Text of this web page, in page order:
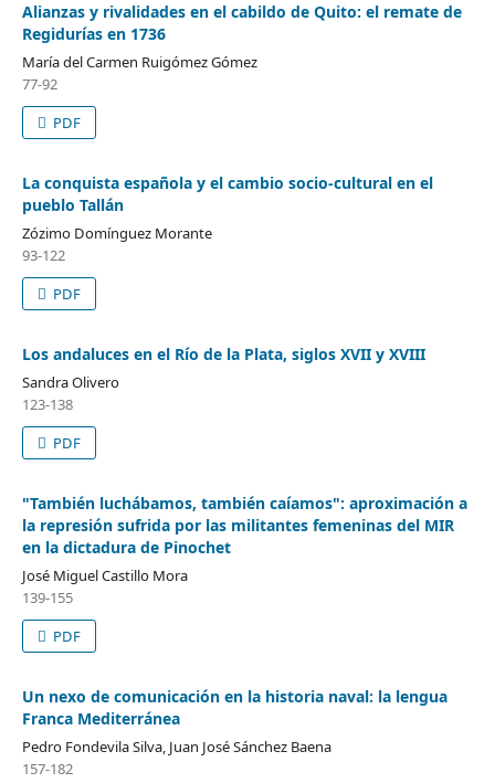
Alianzas y rivalidades en el cabildo de Quito: el remate de
Regidurías en 1736
María del Carmen Ruigómez Gómez
77-92
PDF
La conquista española y el cambio socio-cultural en el
pueblo Tallán
Zózimo Domínguez Morante
93-122
PDF
Los andaluces en el Río de la Plata, siglos XVII y XVIII
Sandra Olivero
123-138
PDF
"También luchábamos, también caíamos": aproximación a
la represión sufrida por las militantes femeninas del MIR
en la dictadura de Pinochet
José Miguel Castillo Mora
139-155
PDF
Un nexo de comunicación en la historia naval: la lengua
Franca Mediterránea
Pedro Fondevila Silva, Juan José Sánchez Baena
157-182